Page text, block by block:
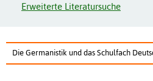
Erweiterte Literatursuche
Die Germanistik und das Schulfach